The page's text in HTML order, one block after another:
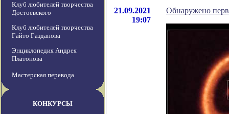
Клуб любителей творчества
Достоевского
Клуб любителей творчества
Гайто Газданова
Энциклопедия Андрея
Платонова
Мастерская перевода
КОНКУРСЫ
21.09.2021
19:07
Обнаружено